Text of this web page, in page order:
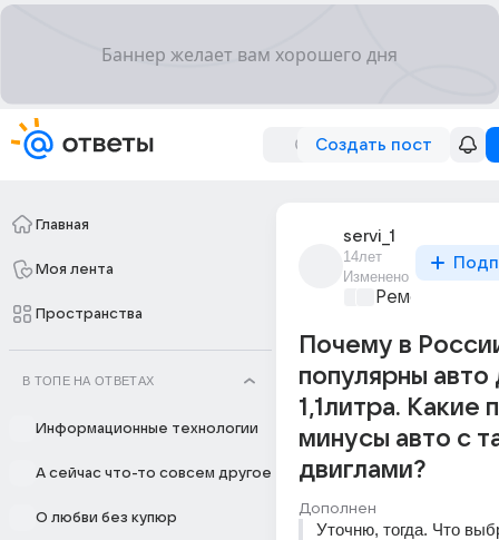
Создать пост
Главная
Моя лента
Пространства
В ТОПЕ НА ОТВЕТАХ
Информационные технологии
А сейчас что-то совсем другое
О любви без купюр
servi_1
14лет
Изменено
Ремонт и
Почему в
популярны авто
1,1литра. Какие
минусы авто с
двиглами?
Дополнен
Уточню, тогда. Что